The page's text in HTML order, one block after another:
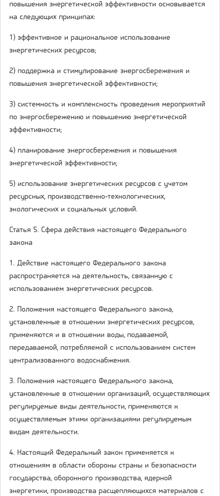
повышения энергетической эффективности основывается
на следующих принципах:
1) эффективное и рациональное использование
энергетических ресурсов;
2) поддержка и стимулирование энергосбережения и
повышения энергетической эффективности;
3) системность и комплексность проведения мероприятий
по энергосбережению и повышению энергетической
эффективности;
4) планирование энергосбережения и повышения
энергетической эффективности;
5) использование энергетических ресурсов с учетом
ресурсных, производственно-технологических,
экологических и социальных условий.
Статья 5. Сфера действия настоящего Федерального
закона
1. Действие настоящего Федерального закона
распространяется на деятельность, связанную с
использованием энергетических ресурсов.
2. Положения настоящего Федерального закона,
установленные в отношении энергетических ресурсов,
применяются и в отношении воды, подаваемой,
передаваемой, потребляемой с использованием систем
централизованного водоснабжения.
3. Положения настоящего Федерального закона,
установленные в отношении организаций, осуществляющих
регулируемые виды деятельности, применяются к
осуществляемым этими организациями регулируемым
видам деятельности.
4. Настоящий Федеральный закон применяется к
отношениям в области обороны страны и безопасности
государства, оборонного производства, ядерной
энергетики, производства расщепляющихся материалов с